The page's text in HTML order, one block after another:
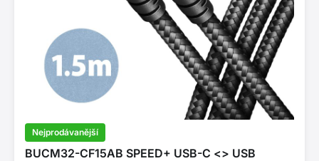
Nejprodávanější
BUCM32-CF15AB SPEED+ USB-C <> USB